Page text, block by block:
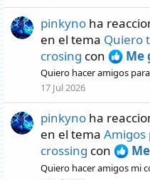
pinkyno ha
en el tema Quiero
crosing con Me
Quiero hacer amigos
17 Jul 2026
pinkyno ha
en el tema Amigos
crossing con
Quiero hacer amigos mi